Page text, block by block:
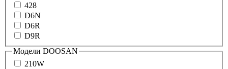
428
D6N
D6R
D9R
Модели DOOSAN
210W